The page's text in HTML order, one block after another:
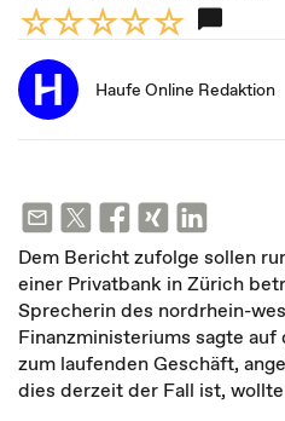
Haufe Online Redaktion
Dem Bericht zufolge sollen
einer Privatbank in Zürich
Sprecherin des nordrhein-
Finanzministeriums sagte
zum laufenden Geschäft,
dies derzeit der Fall ist,